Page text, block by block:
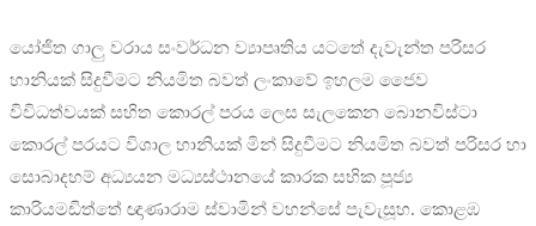
යෝජිත ගාලු වරාය සංවර්ධන ව්‍යාපෘතිය යටතේ දැවැන්ත පරිසර
හානියක් සිදුවීමට නියමිත බවත් ලංකාවේ ඉහලම ජෛව
විවිධත්වයක් සහිත කොරල් පරය ලෙස සැලකෙන බොනවිස්ටා
කොරල් පරයට විශාල හානියක් මින් සිදුවීමට නියමිත බවත් පරිසර හා
සොබාදහම් අධ්‍යයන මධ්‍යස්ථානයේ කාරක සභික පූජ්‍ය
කාරියමඩිත්තේ ඥාණාරාම ස්වාමින් වහන්සේ පැවැසූහ. කොළඹ